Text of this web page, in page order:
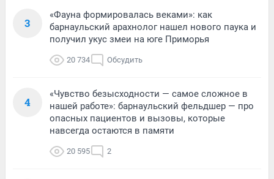
3
«Фауна формировалась веками»: как
барнаульский арахнолог нашел нового паука и
получил укус змеи на юге Приморья
20 734 Обсудить
4
«Чувство безысходности — самое сложное в
нашей работе»: барнаульский фельдшер — про
опасных пациентов и вызовы, которые
навсегда остаются в памяти
20 595 2